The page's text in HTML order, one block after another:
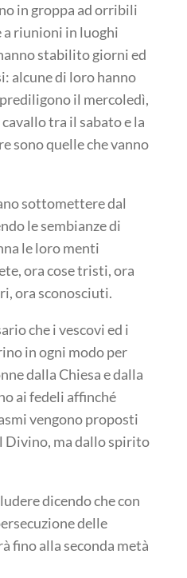
in groppa ad orribili
a riunioni in luoghi
stabilito giorni ed
alcune di loro hanno
il mercoledì,
tra il sabato e la
sono quelle che vanno
sottomettere dal
le sembianze di
le loro menti
ora cose tristi, ora
ora sconosciuti.
che i vescovi ed i
in ogni modo per
dalla Chiesa e dalla
ai fedeli affinché
vengono proposti
Divino, ma dallo spirito
dicendo che con
delle
fino alla seconda metà